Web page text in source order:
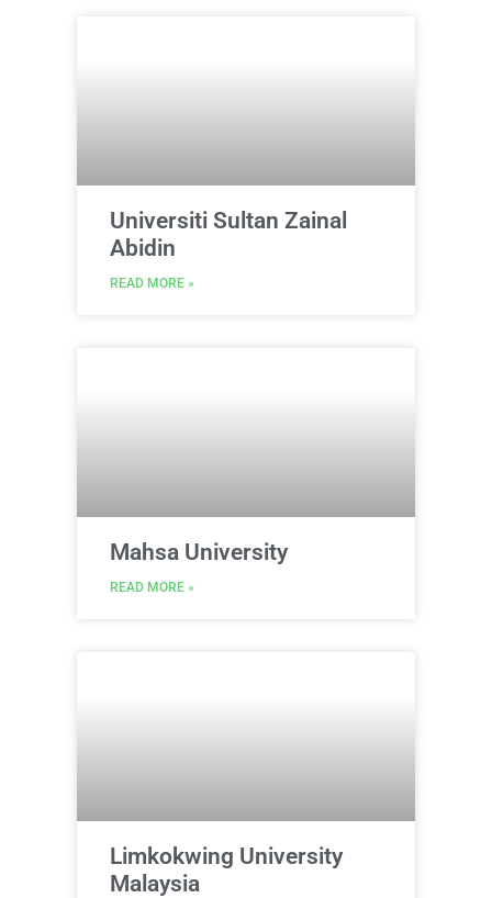
Universiti Sultan Zainal
Abidin
READ MORE »
Mahsa University
READ MORE »
Limkokwing University
Malaysia